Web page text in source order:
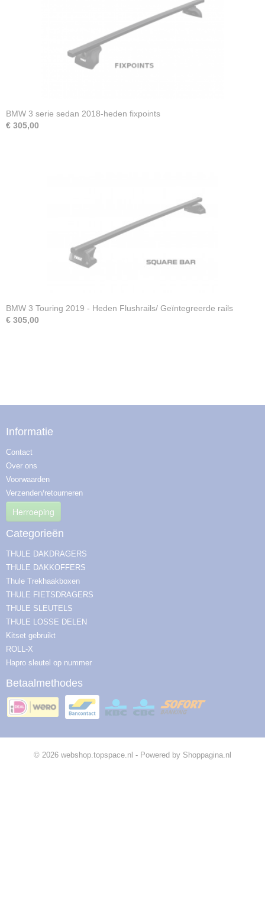
BMW 3 serie sedan 2018-heden fixpoints
€ 305,00
BMW 3 Touring 2019 - Heden Flushrails/ Geïntegreerde rails
€ 305,00
Informatie
Contact
Over ons
Voorwaarden
Verzenden/retourneren
Herroeping
Categorieën
THULE DAKDRAGERS
THULE DAKKOFFERS
Thule Trekhaakboxen
THULE FIETSDRAGERS
THULE SLEUTELS
THULE LOSSE DELEN
Kitset gebruikt
ROLL-X
Hapro sleutel op nummer
Betaalmethodes
© 2026 webshop.topspace.nl - Powered by Shoppagina.nl